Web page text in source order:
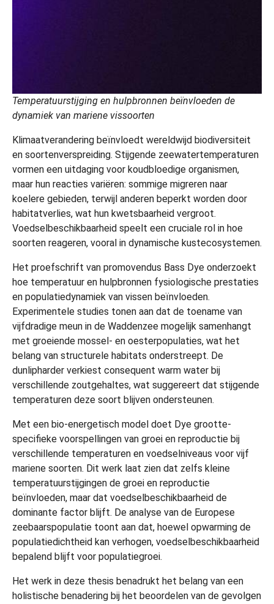
Temperatuurstijging en hulpbronnen beïnvloeden de
dynamiek van mariene vissoorten
Klimaatverandering beïnvloedt wereldwijd biodiversiteit
en soortenverspreiding. Stijgende zeewatertemperaturen
vormen een uitdaging voor koudbloedige organismen,
maar hun reacties variëren: sommige migreren naar
koelere gebieden, terwijl anderen beperkt worden door
habitatverlies, wat hun kwetsbaarheid vergroot.
Voedselbeschikbaarheid speelt een cruciale rol in hoe
soorten reageren, vooral in dynamische kustecosystemen.
Het proefschrift van promovendus Bass Dye onderzoekt
hoe temperatuur en hulpbronnen fysiologische prestaties
en populatiedynamiek van vissen beïnvloeden.
Experimentele studies tonen aan dat de toename van
vijfdradige meun in de Waddenzee mogelijk samenhangt
met groeiende mossel- en oesterpopulaties, wat het
belang van structurele habitats onderstreept. De
dunlipharder verkiest consequent warm water bij
verschillende zoutgehaltes, wat suggereert dat stijgende
temperaturen deze soort blijven ondersteunen.
Met een bio-energetisch model doet Dye grootte-
specifieke voorspellingen van groei en reproductie bij
verschillende temperaturen en voedselniveaus voor vijf
mariene soorten. Dit werk laat zien dat zelfs kleine
temperatuurstijgingen de groei en reproductie
beïnvloeden, maar dat voedselbeschikbaarheid de
dominante factor blijft. De analyse van de Europese
zeebaarspopulatie toont aan dat, hoewel opwarming de
populatiedichtheid kan verhogen, voedselbeschikbaarheid
bepalend blijft voor populatiegroei.
Het werk in deze thesis benadrukt het belang van een
holistische benadering bij het beoordelen van de gevolgen